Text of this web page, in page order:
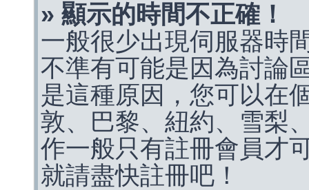
» 顯示的時間不正確！
一般很少出現伺服器時
不準有可能是因為討論
是這種原因，您可以在
敦、巴黎、紐約、雪梨
作一般只有註冊會員才
就請盡快註冊吧！